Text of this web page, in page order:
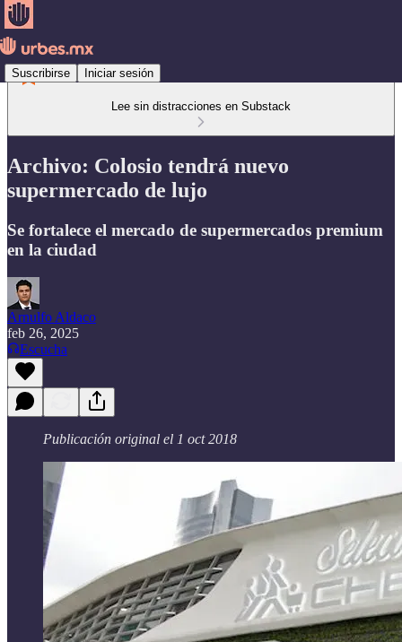
Suscribirse Iniciar sesión
Lee sin distracciones en Substack
Archivo: Colosio tendrá nuevo
supermercado de lujo
Se fortalece el mercado de supermercados premium
en la ciudad
Arnulfo Aldaco
feb 26, 2025
Escucha
Publicación original el 1 oct 2018